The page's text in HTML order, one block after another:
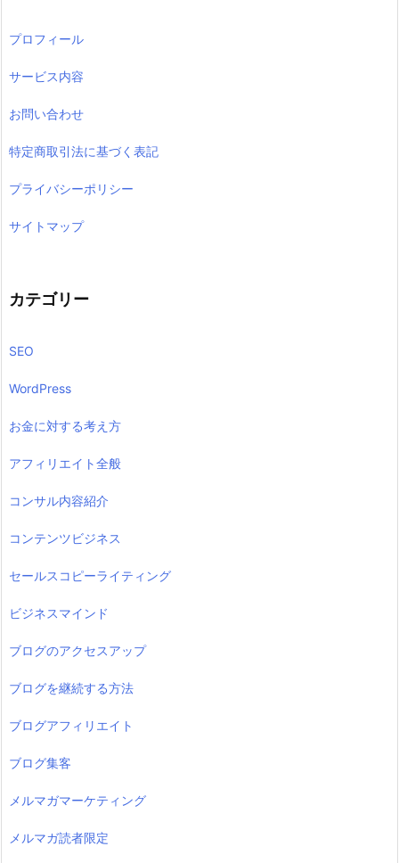
プロフィール
サービス内容
お問い合わせ
特定商取引法に基づく表記
プライバシーポリシー
サイトマップ
カテゴリー
SEO
WordPress
お金に対する考え方
アフィリエイト全般
コンサル内容紹介
コンテンツビジネス
セールスコピーライティング
ビジネスマインド
ブログのアクセスアップ
ブログを継続する方法
ブログアフィリエイト
ブログ集客
メルマガマーケティング
メルマガ読者限定